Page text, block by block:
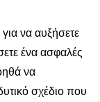
να αυξήσετε
ένα ασφαλές
να
σχέδιο που